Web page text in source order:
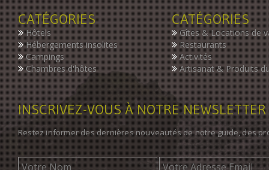
CATÉGORIES
Hôtels
Hébergements insolites
Campings
Chambres d'hôtes
CATÉGORIES
Gîtes & Locations de
Restaurants
Activités
Artisanat & Produits
INSCRIVEZ-VOUS À NOTRE NEWSLETTER
Restez informer des dernières nouveautés de notre guide, des